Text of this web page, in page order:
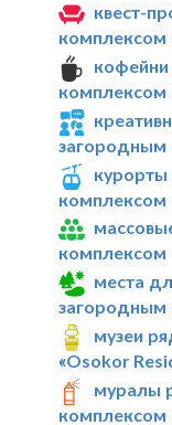
квест-
комплексом
комплексом
загородным
комплексом
комплексом
места
загородным
музеи
«Osokor
муралы
комплексом